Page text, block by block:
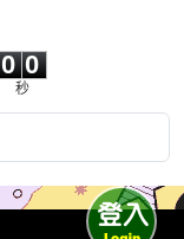
0 0
秒